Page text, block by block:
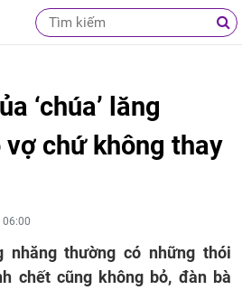
‘chúa’ lăng
vợ chứ không thay
nhăng thường có những thói
chết cũng không bỏ, đàn bà